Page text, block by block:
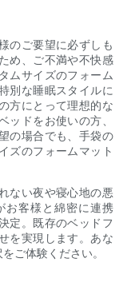
のご要望に必ずしも
め、ご不満や不快感
ムサイズのフォーム
別な睡眠スタイルに
方にとって理想的な
ッドをお使いの方、
の場合でも、手袋の
ズのフォームマット
ない夜や寝心地の悪
お客様と綿密に連携
定。既存のベッドフ
を実現します。あな
ご体験ください。